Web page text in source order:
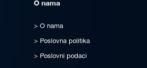
O nama
O nama
Poslovna politika
Poslovni podaci